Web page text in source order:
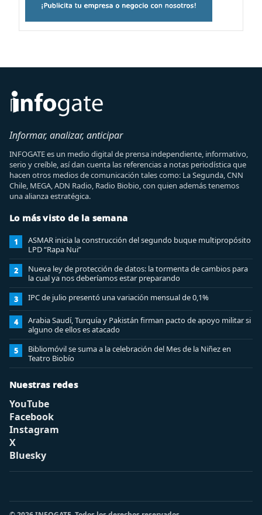
Informar, analizar, anticipar
INFOGATE es un medio digital de prensa independiente, informativo,
serio y creíble, así dan cuenta las referencias a notas periodística que
hacen otros medios de comunicación tales como: La Segunda, CNN
Chile, MEGA, ADN Radio, Radio Biobio, con quien además tenemos
una alianza estratégica.
Lo más visto de la semana
1
ASMAR inicia la construcción del segundo buque multipropósito
LPD “Rapa Nui”
2
Nueva ley de protección de datos: la tormenta de cambios para
la cual ya nos deberíamos estar preparando
3 IPC de julio presentó una variación mensual de 0,1%
4
Arabia Saudí, Turquía y Pakistán firman pacto de apoyo militar si
alguno de ellos es atacado
5
Bibliomóvil se suma a la celebración del Mes de la Niñez en
Teatro Biobío
Nuestras redes
YouTube
Facebook
Instagram
X
Bluesky